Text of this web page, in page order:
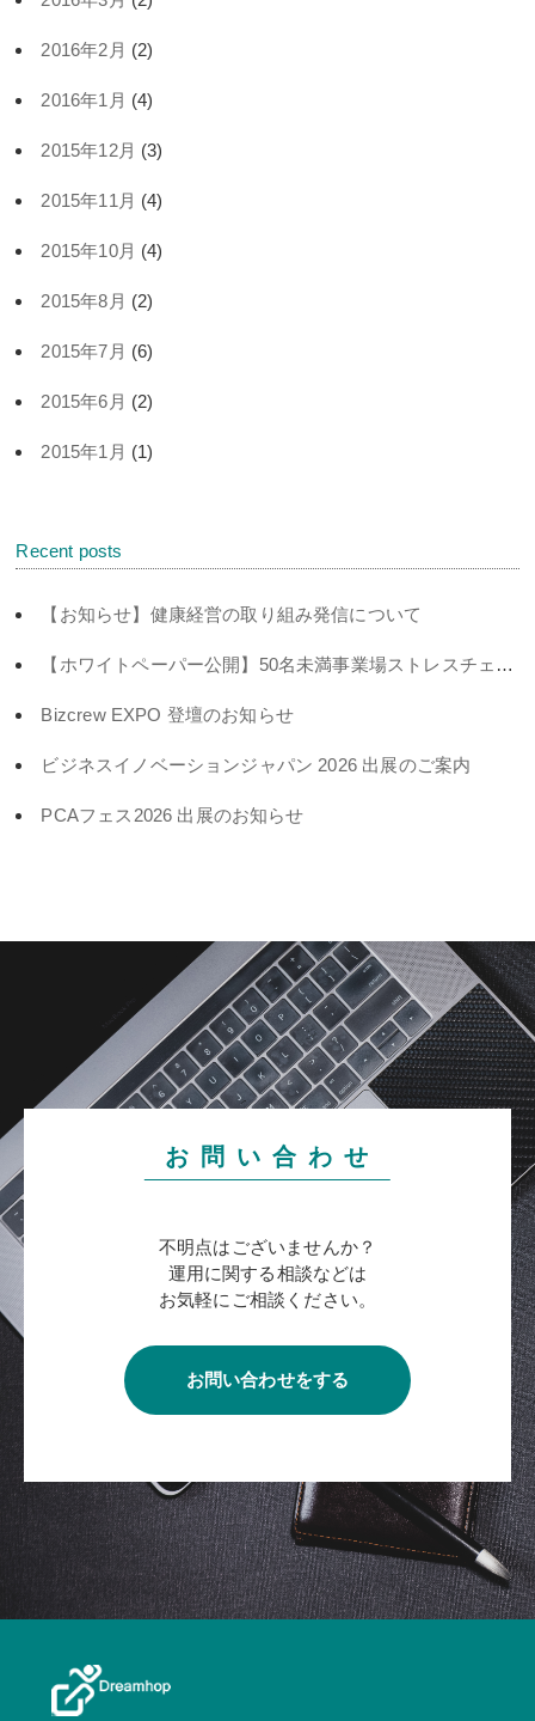
2016年2月 (2)
2016年1月 (4)
2015年12月 (3)
2015年11月 (4)
2015年10月 (4)
2015年8月 (2)
2015年7月 (6)
2015年6月 (2)
2015年1月 (1)
Recent posts
【お知らせ】健康経営の取り組み発信について
【ホワイトペーパー公開】50名未満事業場ストレスチェック義務化対策
Bizcrew EXPO 登壇のお知らせ
ビジネスイノベーションジャパン 2026 出展のご案内
PCAフェス2026 出展のお知らせ
お 問 い 合 わ せ
不明点はございませんか？
運用に関する相談などは
お気軽にご相談ください。
お問い合わせをする